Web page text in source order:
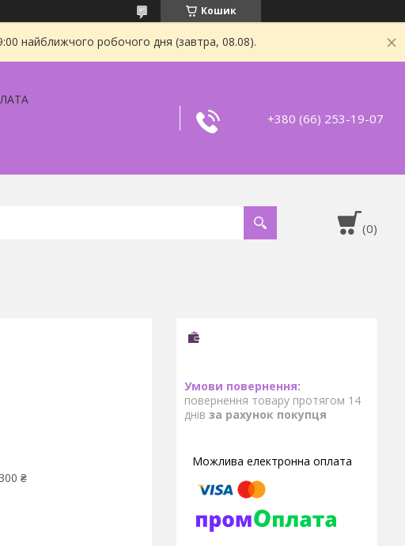
Кошик
найближчого робочого дня (завтра, 08.08).
+380 (66) 253-19-07
₴
повернення товару протягом 14
днів за рахунок покупця